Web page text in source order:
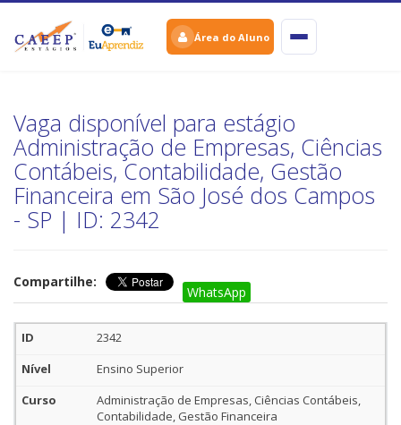
Área do Aluno
Vaga disponível para estágio
Administração de Empresas, Ciências
Contábeis, Contabilidade, Gestão
Financeira em São José dos Campos
- SP | ID: 2342
Compartilhe:
WhatsApp
2342
Ensino Superior
Administração de Empresas, Ciências Contábeis,
Contabilidade, Gestão Financeira